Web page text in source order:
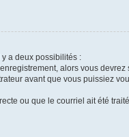
y a deux possibilités :
alors vous
avant que vous puissiez
ou que le courriel ait été